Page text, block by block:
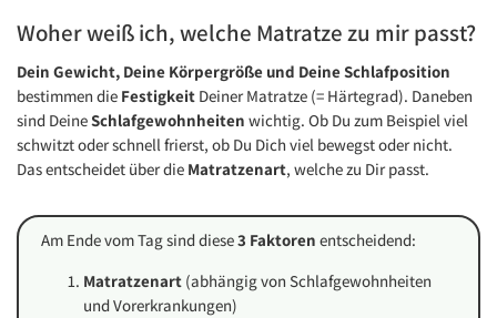
Woher weiß ich, welche Matratze zu mir passt?
Dein Gewicht, Deine Körpergröße und Deine Schlafposition
bestimmen die Festigkeit Deiner Matratze (= Härtegrad). Daneben
sind DeineSchlafgewohnheiten wichtig. Ob Du zum Beispiel viel
schwitzt oder schnell frierst, ob Du Dich viel bewegst oder nicht.
Das entscheidet über die Matratzenart, welche zu Dir passt.
Am Ende vom Tag sind diese3 Faktoren entscheidend:
Matratzenart (abhängig von Schlafgewohnheiten
und Vorerkrankungen)